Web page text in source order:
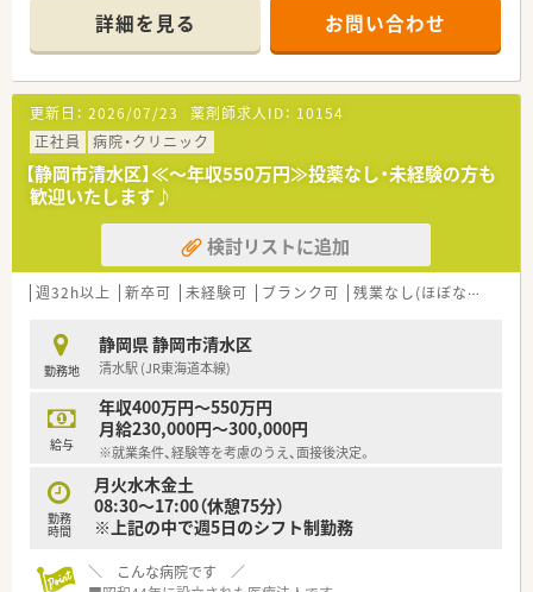
【店舗情報と応需状況について】
■最寄り駅の静岡鉄道静岡清水線「新清水駅」から、徒歩1分と通
勤に便利な立地です。
■主に内科・皮膚科・リウマチ科を応需しており、1日の処方箋枚
数は平均100枚程度です。
■薬剤師は常勤4名、事務員3名が在籍しており、ベテラン社員が
多くサポート体制も万全です。
【法人特徴について】
■全国に約400店舗を展開し、特に医療モール開発では業界トッ
プクラスの実績を誇ります。
■薬剤師でもある社長が自らの育休経験を活かし、女性が長く働
き続けられる企業を目指しています。
■人材定着率が97％と非常に高く、多くの方が「薬局の雰囲気の
【想定される業務内容】
■調剤、監査、服薬指導といった保険薬剤師としての基本業務を
丁寧に行っていただきます。
■施設への配薬業務も担当するため、在宅医療のスキルを身につ
け、専門性を高めることができます。
■患者様一人ひとりと向き合い、信頼関係を築きながら、かかり
つけ薬剤師業務も担っていただきます。
【職場環境と雰囲気】
た働きやすい社風です。
詳細を見る お問い合わせ
更新日： 2026/07/23 薬剤師求人ID： 10154
正社員
病院・クリニック
【静岡市清水区】≪～年収550万円≫投薬なし・未経験の方も
歓迎いたします♪
検討リストに追加
週32h以上 新卒可 未経験可 ブランク可 残業なし(ほぼなし含む)
勤務地
静岡県 静岡市清水区
清水駅 (JR東海道本線)
給与
年収400万円～550万円
月給230,000円～300,000円
※就業条件、経験等を考慮のうえ、面接後決定。
勤務
時間
月火水木金土
08:30～17:00（休憩75分）
※上記の中で週5日のシフト制勤務
＼ こんな病院です ／